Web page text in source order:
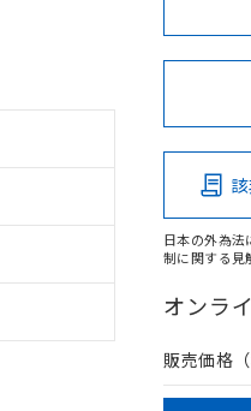
日本の外為法
制に関する見
オンラ
販売価格（